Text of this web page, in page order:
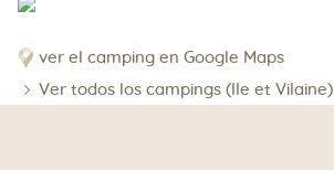
ver el camping en Google Maps
Ver todos los campings (Ile et Vilaine)